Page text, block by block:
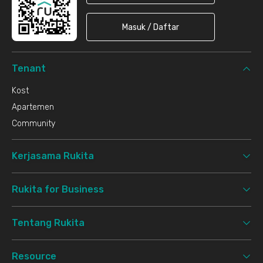
Masuk / Daftar
Tenant
Kost
Apartemen
Community
Kerjasama Rukita
Rukita for Business
Tentang Rukita
Resource